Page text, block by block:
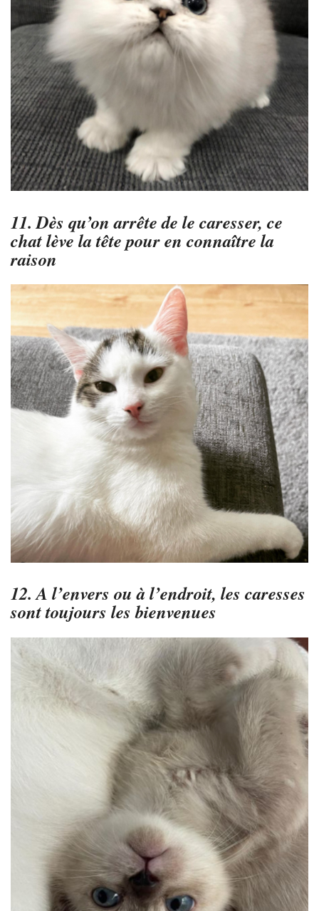
11. Dès qu’on arrête de le caresser, ce
chat lève la tête pour en connaître la
raison
12. A l’envers ou à l’endroit, les caresses
sont toujours les bienvenues